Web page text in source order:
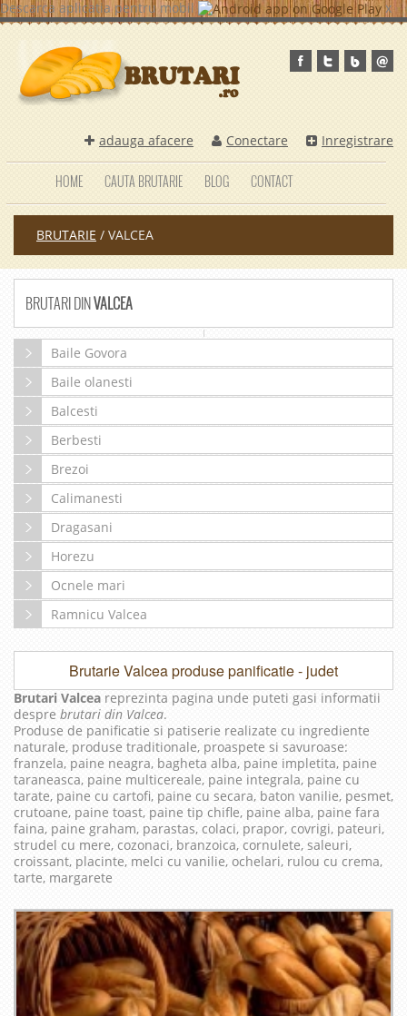
Descarca aplicatia pentru mobil x
adauga afacere Conectare Inregistrare
HOME CAUTA BRUTARIE BLOG CONTACT
BRUTARIE / VALCEA
BRUTARI DINVALCEA
Baile Govora
Baile olanesti
Balcesti
Berbesti
Brezoi
Calimanesti
Dragasani
Horezu
Ocnele mari
Ramnicu Valcea
Brutarie Valcea produse panificatie - judet
Brutari Valcea reprezinta pagina unde puteti gasi informatii
despre brutari din Valcea.
Produse de panificatie si patiserie realizate cu ingrediente
naturale, produse traditionale, proaspete si savuroase:
franzela, paine neagra, bagheta alba, paine impletita, paine
taraneasca, paine multicereale, paine integrala, paine cu
tarate, paine cu cartofi, paine cu secara, baton vanilie, pesmet,
crutoane, paine toast, paine tip chifle, paine alba, paine fara
faina, paine graham, parastas, colaci, prapor, covrigi, pateuri,
strudel cu mere, cozonaci, branzoica, cornulete, saleuri,
croissant, placinte, melci cu vanilie, ochelari, rulou cu crema,
tarte, margarete